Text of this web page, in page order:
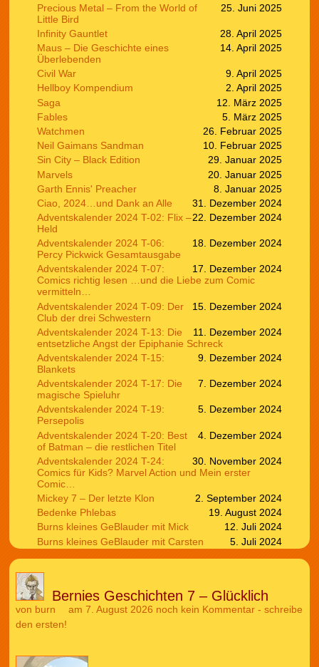
25. Juni 2025
Precious Metal – From the World of
Little Bird
28. April 2025
Infinity Gauntlet
14. April 2025
Maus – Die Geschichte eines
Überlebenden
9. April 2025
Civil War
2. April 2025
Hellboy Kompendium
12. März 2025
Saga
5. März 2025
Fables
26. Februar 2025
Watchmen
10. Februar 2025
Neil Gaimans Sandman
29. Januar 2025
Sin City – Black Edition
20. Januar 2025
Marvels
8. Januar 2025
Garth Ennis' Preacher
31. Dezember 2024
Ciao, 2024…und Dank an Alle
22. Dezember 2024
Adventskalender 2024 T-02: Flix –
Held
18. Dezember 2024
Adventskalender 2024 T-06:
Percy Pickwick Gesamtausgabe
17. Dezember 2024
Adventskalender 2024 T-07:
Comics richtig lesen …und die Liebe zum Comic
vermitteln…
15. Dezember 2024
Adventskalender 2024 T-09: Der
Club der drei Schwestern
11. Dezember 2024
Adventskalender 2024 T-13: Die
entsetzliche Angst der Epiphanie Schreck
9. Dezember 2024
Adventskalender 2024 T-15:
Blankets
7. Dezember 2024
Adventskalender 2024 T-17: Die
magische Spieluhr
5. Dezember 2024
Adventskalender 2024 T-19:
Persepolis
4. Dezember 2024
Adventskalender 2024 T-20: Best
of Batman – die restlichen Titel
30. November 2024
Adventskalender 2024 T-24:
Comics für Kids? Marvel Action und Mein erster
Comic…
2. September 2024
Mickey 7 – Der letzte Klon
19. August 2024
Bedenke Phlebas
12. Juli 2024
Burns kleines GeBlauder mit Mick
5. Juli 2024
Burns kleines GeBlauder mit Carsten
Bernies Geschichten 7 – Glücklich
von burn am 7. August 2026 noch kein Kommentar - schreibe
den ersten!